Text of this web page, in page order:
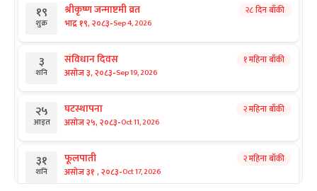
१९
शुक्र
श्रीकृष्ण जन्माष्टमी व्रत
भाद्र १९, २०८३-Sep 4, 2026
२८ दिन बाँकी
३
शनि
संविधान दिवस
असोज ३, २०८३-Sep 19, 2026
१ महिना बाँकी
२५
आइत
घटस्थापना
असोज २५, २०८३-Oct 11, 2026
२ महिना बाँकी
३१
शनि
फूलपाती
असोज ३१ , २०८३-Oct 17, 2026
२ महिना बाँकी